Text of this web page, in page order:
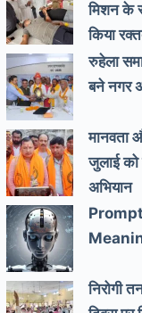
मिशन के
किया
रुहेला
बने नगर
मानवता
जुलाई को
अभियान
Prompt
निरोगी